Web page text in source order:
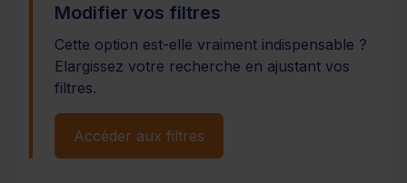
Modifier vos filtres
Cette option est-elle vraiment indispensable ?
Elargissez votre recherche en ajustant vos
filtres.
Accéder aux filtres